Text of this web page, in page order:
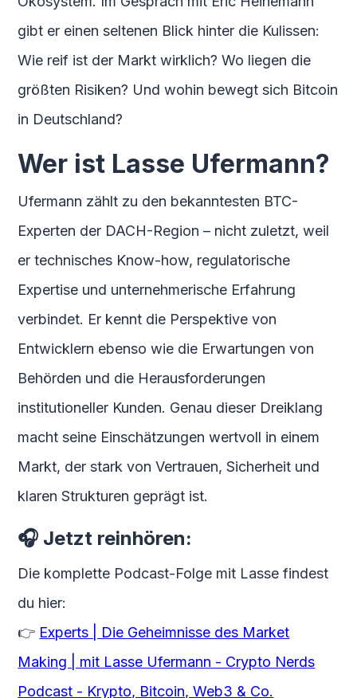
gibt er einen seltenen Blick hinter die Kulissen:
Wie reif ist der Markt wirklich? Wo liegen die
größten Risiken? Und wohin bewegt sich Bitcoin
in Deutschland?
Wer ist Lasse Ufermann?
Ufermann zählt zu den bekanntesten BTC-
Experten der DACH-Region – nicht zuletzt, weil
er technisches Know-how, regulatorische
Expertise und unternehmerische Erfahrung
verbindet. Er kennt die Perspektive von
Entwicklern ebenso wie die Erwartungen von
Behörden und die Herausforderungen
institutioneller Kunden. Genau dieser Dreiklang
macht seine Einschätzungen wertvoll in einem
Markt, der stark von Vertrauen, Sicherheit und
klaren Strukturen geprägt ist.
🎧 Jetzt reinhören:
Die komplette Podcast-Folge mit Lasse findest
du hier:
👉 Experts | Die Geheimnisse des Market
Making | mit Lasse Ufermann - Crypto Nerds
Podcast - Krypto, Bitcoin, Web3 & Co.